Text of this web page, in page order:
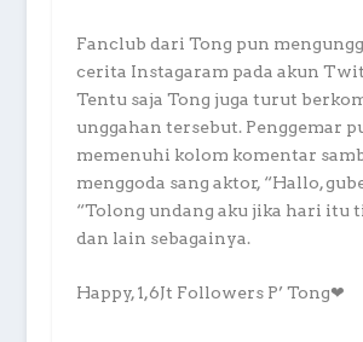
Fanclub dari Tong pun
cerita Instagaram pada akun
Tentu saja Tong juga turut
unggahan tersebut. Penggemar
memenuhi kolom komentar
menggoda sang aktor, “Hallo,
“Tolong undang aku jika hari itu
dan lain sebagainya.
Happy, 1,6Jt Followers P’ Tong❤